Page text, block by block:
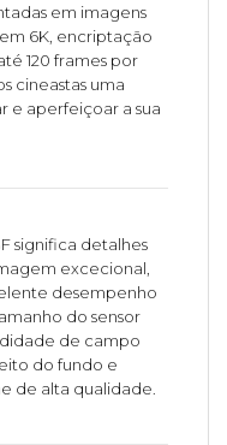
em imagens
6K, encriptação
120 frames por
cineastas uma
e aperfeiçoar a sua
significa detalhes
excecional,
desempenho
do sensor
de campo
do fundo e
de alta qualidade.